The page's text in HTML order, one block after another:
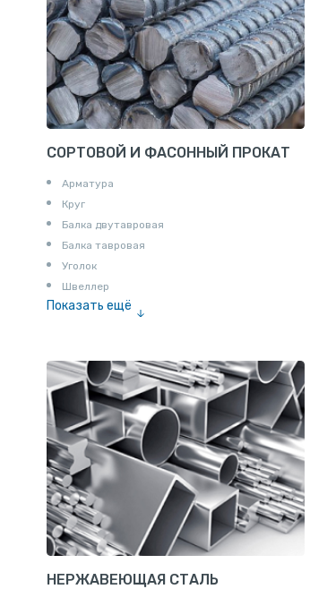
СОРТОВОЙ И ФАСОННЫЙ ПРОКАТ
Арматура
Круг
Балка двутавровая
Балка тавровая
Уголок
Швеллер
Показать ещё
Катанка
Шестигранник
Полособульб
Полукруг
Шпунт Ларсена
НЕРЖАВЕЮЩАЯ СТАЛЬ